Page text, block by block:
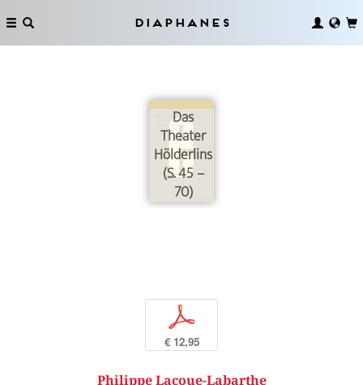
Diaphanes
Das
Theater
Hölderlins
(S. 45 –
70)
p
€ 12,95
Philippe Lacoue-Labarthe